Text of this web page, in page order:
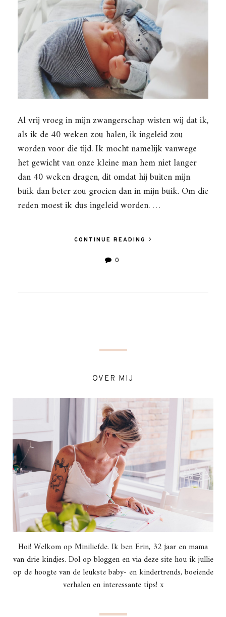
Al vrij vroeg in mijn zwangerschap wisten wij dat ik,
als ik de 40 weken zou halen, ik ingeleid zou
worden voor die tijd. Ik mocht namelijk vanwege
het gewicht van onze kleine man hem niet langer
dan 40 weken dragen, dit omdat hij buiten mijn
buik dan beter zou groeien dan in mijn buik. Om die
reden moest ik dus ingeleid worden. …
CONTINUE READING
0
OVER MIJ
Hoi! Welkom op Miniliefde. Ik ben Erin, 32 jaar en mama
van drie kindjes. Dol op bloggen en via deze site hou ik jullie
op de hoogte van de leukste baby- en kindertrends, boeiende
verhalen en interessante tips! x